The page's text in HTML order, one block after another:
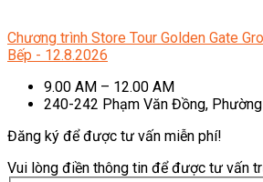
Chương trình Store Tour Golden Gate
Bếp - 12.8.2026
9.00 AM – 12.00 AM
240-242 Phạm Văn Đồng, Phường
Đăng ký để được tư vấn miễn phí!
Vui lòng điền thông tin để được tư vấn